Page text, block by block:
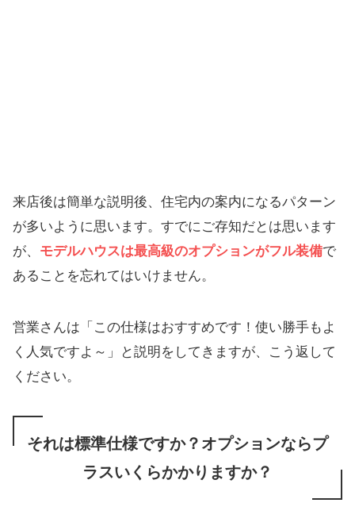
来店後は簡単な説明後、住宅内の案内になるパターン
が多いように思います。すでにご存知だとは思います
が、 モデルハウスは最高級のオプションがフル装備で
あることを忘れてはいけません。
営業さんは「この仕様はおすすめです！使い勝手もよ
く人気ですよ～」と説明をしてきますが、こう返して
ください。
それは標準仕様ですか？オプションならプ
ラスいくらかかりますか？